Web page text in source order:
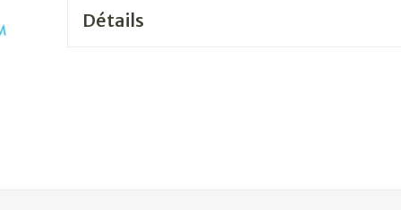
Détails